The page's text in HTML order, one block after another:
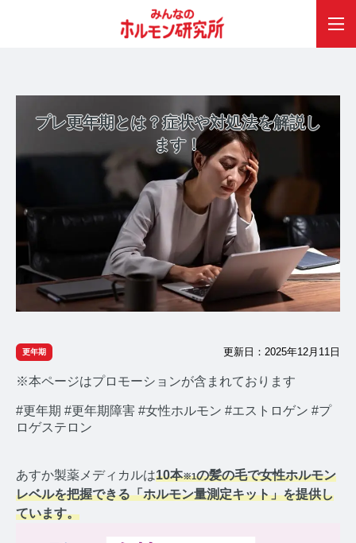
みんなのホルモン研究所 TOP
メディアコンセプト
プレ更年期とは？症状や対処法を解説し
ます！
更年期 更新日：2025年12月11日
※本ページはプロモーションが含まれております
#更年期 #更年期障害 #女性ホルモン #エストロゲン #プ
ロゲステロン
あすか製薬メディカルは10本※1の髪の毛で女性ホルモン
レベルを把握できる「ホルモン量測定キット」を提供し
ています。